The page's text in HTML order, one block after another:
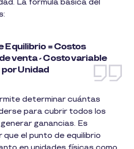
La fórmula básica del
Equilibrio = Costos
venta - Costo variable
por Unidad
determinar cuántas
para cubrir todos los
ganancias. Es
el punto de equilibrio